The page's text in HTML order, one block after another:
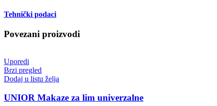
Tehnički podaci
Povezani proizvodi
Uporedi
Brzi pregled
Dodaj u listu želja
UNIOR Makaze za lim univerzalne